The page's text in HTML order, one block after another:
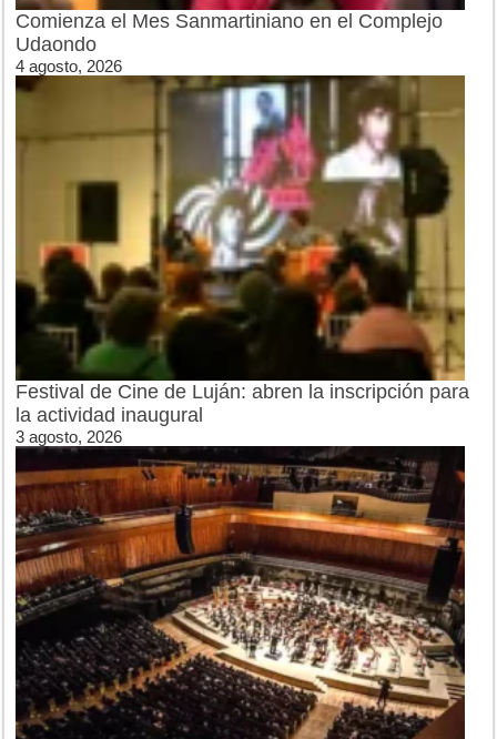
Comienza el Mes Sanmartiniano en el Complejo
Udaondo
4 agosto, 2026
Festival de Cine de Luján: abren la inscripción para
la actividad inaugural
3 agosto, 2026